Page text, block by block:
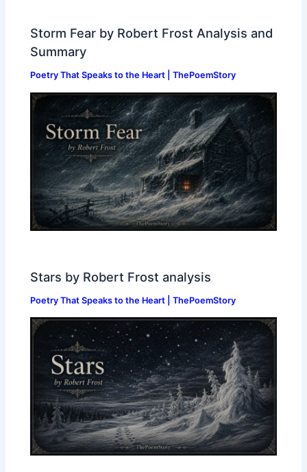
Storm Fear by Robert Frost Analysis and
Summary
Poetry That Speaks to the Heart | ThePoemStory
Stars by Robert Frost analysis
Poetry That Speaks to the Heart | ThePoemStory